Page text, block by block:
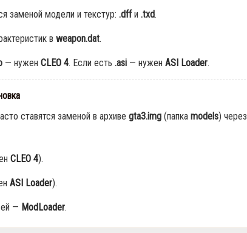
заменой модели и текстур: .dffи .txd.
в weapon.dat.
— нужен CLEO 4. Если есть .asi— нужен ASI Loader.
ставятся заменой в архиве gta3.img(папка models) через
CLEO 4).
ASI Loader).
— ModLoader.